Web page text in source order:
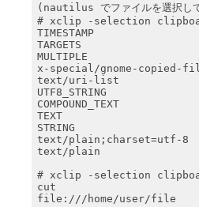
(nautilus でファイルを選択
# xclip -selection
TIMESTAMP
TARGETS
MULTIPLE
x-special/gnome-copied-
text/uri-list
UTF8_STRING
COMPOUND_TEXT
TEXT
STRING
text/plain;charset=utf-8
text/plain
# xclip -selection
cut
file:///home/user/file